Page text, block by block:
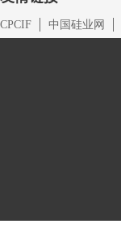
CPCIF 中国硅业网